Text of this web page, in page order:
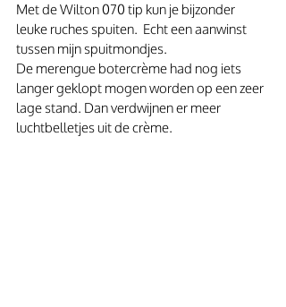
Met de Wilton 070 tip kun je bijzonder
leuke ruches spuiten.  Echt een aanwinst
tussen mijn spuitmondjes.
De merengue botercrème had nog iets
langer geklopt mogen worden op een zeer
lage stand. Dan verdwijnen er meer
luchtbelletjes uit de crème.